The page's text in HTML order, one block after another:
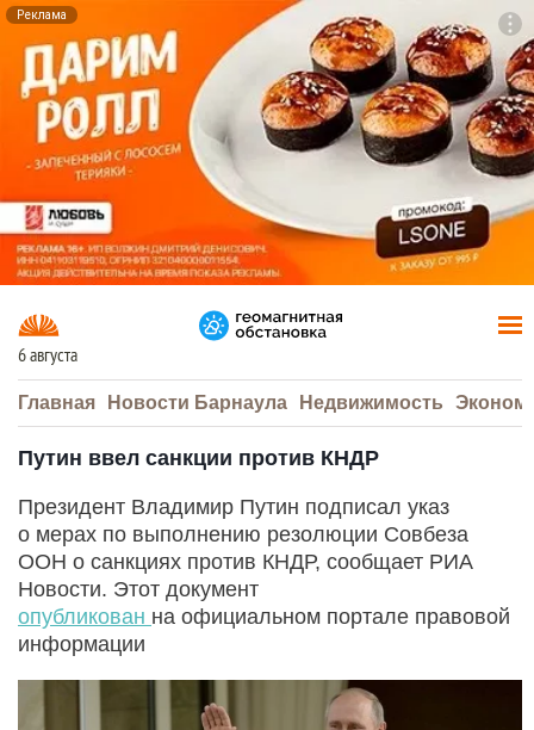
Реклама
6 августа
Главная Новости Барнаула Недвижимость
Путин ввел санкции против КНДР
Президент Владимир Путин подписал указ
о мерах по выполнению резолюции Совбеза
ООН о санкциях против КНДР, сообщает РИА
Новости. Этот документ
опубликован на официальном портале правовой
информации